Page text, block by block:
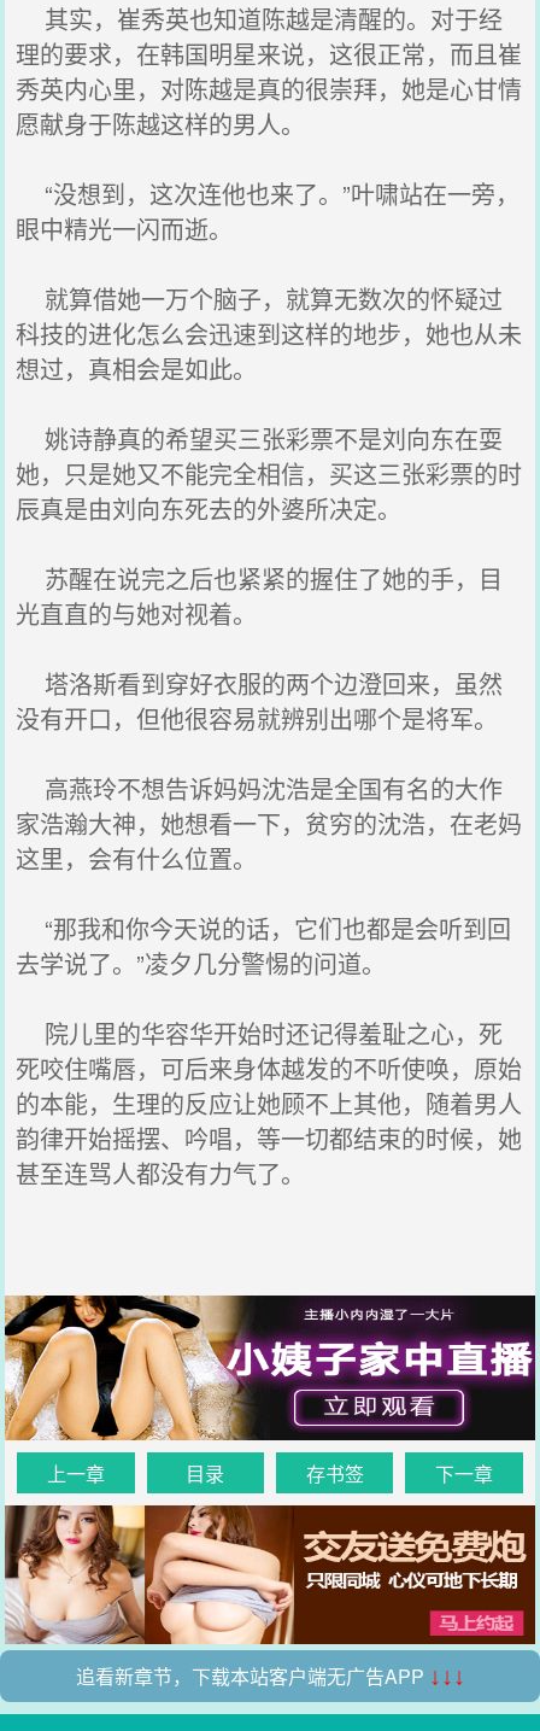
其实，崔秀英也知道陈越是清醒的。对于经
理的要求，在韩国明星来说，这很正常，而且崔
秀英内心里，对陈越是真的很崇拜，她是心甘情
愿献身于陈越这样的男人。
“没想到，这次连他也来了。”叶啸站在一旁，
眼中精光一闪而逝。
就算借她一万个脑子，就算无数次的怀疑过
科技的进化怎么会迅速到这样的地步，她也从未
想过，真相会是如此。
姚诗静真的希望买三张彩票不是刘向东在耍
她，只是她又不能完全相信，买这三张彩票的时
辰真是由刘向东死去的外婆所决定。
苏醒在说完之后也紧紧的握住了她的手，目
光直直的与她对视着。
塔洛斯看到穿好衣服的两个边澄回来，虽然
没有开口，但他很容易就辨别出哪个是将军。
高燕玲不想告诉妈妈沈浩是全国有名的大作
家浩瀚大神，她想看一下，贫穷的沈浩，在老妈
这里，会有什么位置。
“那我和你今天说的话，它们也都是会听到回
去学说了。”凌夕几分警惕的问道。
院儿里的华容华开始时还记得羞耻之心，死
死咬住嘴唇，可后来身体越发的不听使唤，原始
的本能，生理的反应让她顾不上其他，随着男人
韵律开始摇摆、吟唱，等一切都结束的时候，她
甚至连骂人都没有力气了。
上一章 目录 存书签 下一章
追看新章节，下载本站客户端无广告APP ↓↓↓